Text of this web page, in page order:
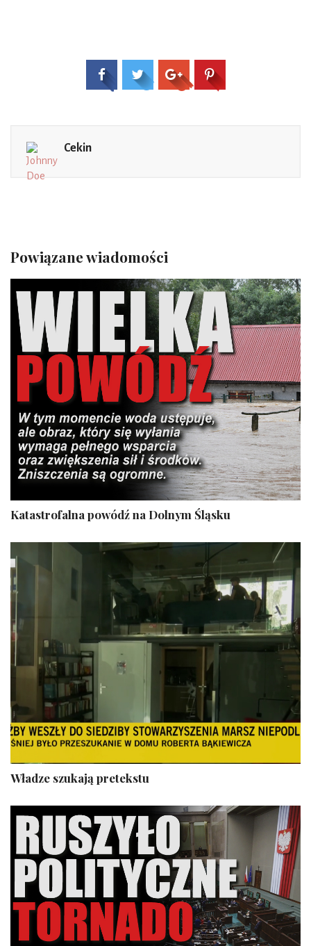
Cekin
Powiązane wiadomości
Katastrofalna powódź na Dolnym Śląsku
Władze szukają pretekstu